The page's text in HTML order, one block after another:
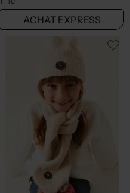
T : TU
ACHAT EXPRESS